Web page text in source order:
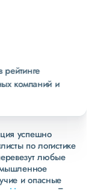
компаний и
успешно
по логистике
любые
и опасные